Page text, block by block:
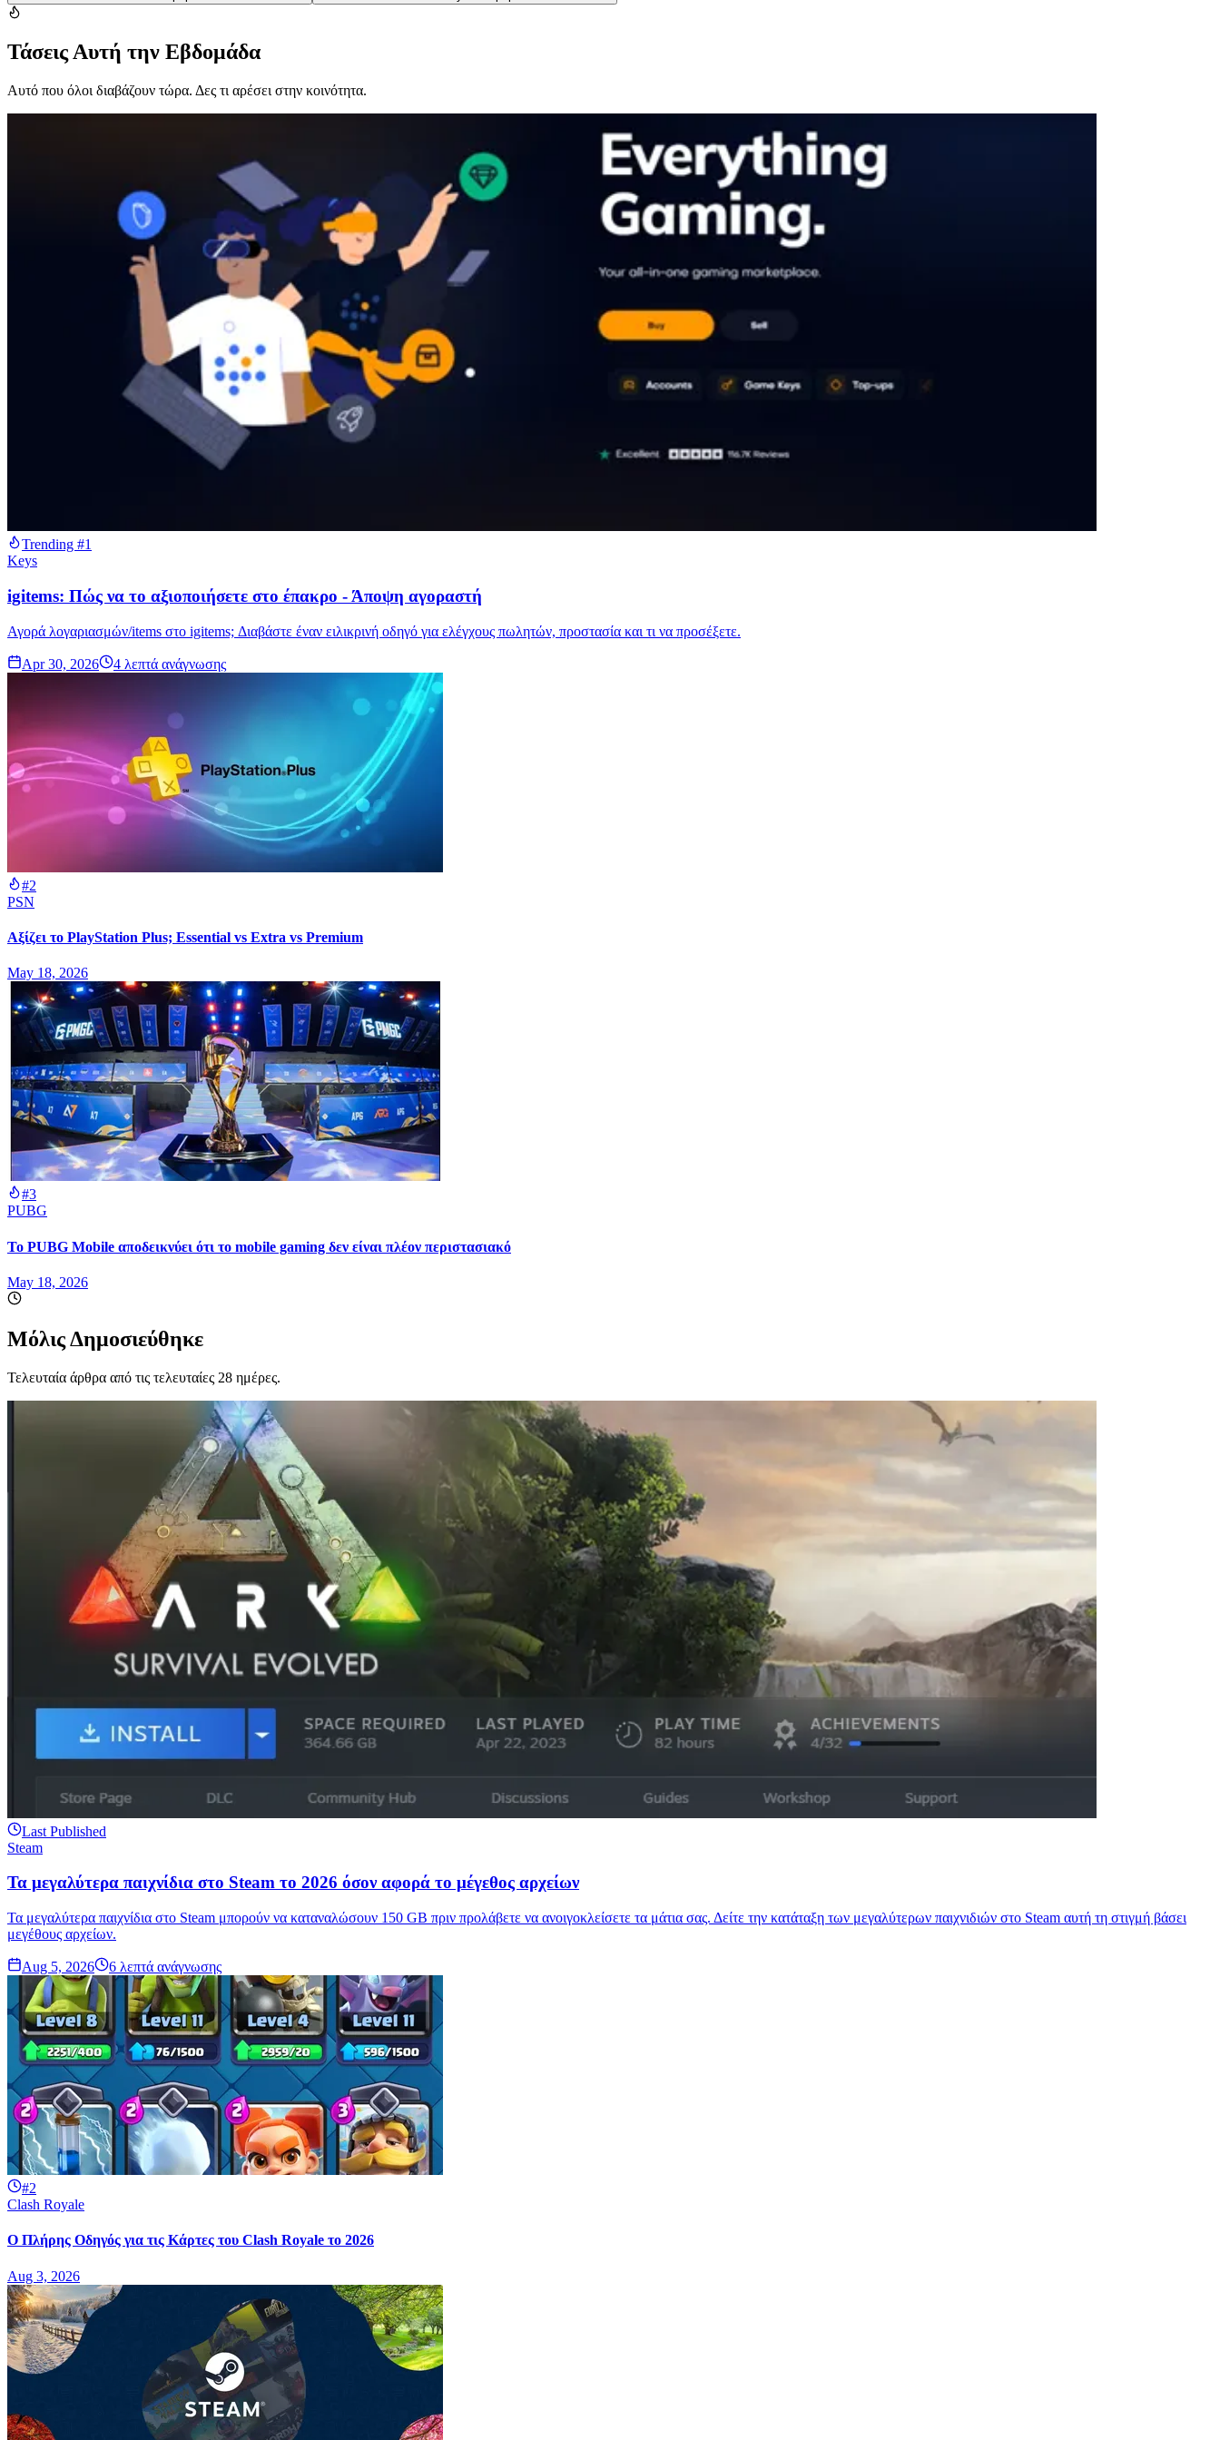
Τάσεις Αυτή την Εβδομάδα
Αυτό που όλοι διαβάζουν τώρα. Δες τι αρέσει στην κοινότητα.
Trending #1
Keys
igitems: Πώς να το αξιοποιήσετε στο έπακρο - Άποψη αγοραστή
Αγορά λογαριασμών/items στο igitems; Διαβάστε έναν ειλικρινή οδηγό για ελέγχους πωλητών, προστασία και τι να προσέξετε.
Apr 30, 2026 4 λεπτά ανάγνωσης
#2
PSN
Αξίζει το PlayStation Plus; Essential vs Extra vs Premium
May 18, 2026
#3
PUBG
Το PUBG Mobile αποδεικνύει ότι το mobile gaming δεν είναι πλέον περιστασιακό
May 18, 2026
Μόλις Δημοσιεύθηκε
Τελευταία άρθρα από τις τελευταίες 28 ημέρες.
Last Published
Steam
Τα μεγαλύτερα παιχνίδια στο Steam το 2026 όσον αφορά το μέγεθος αρχείων
Τα μεγαλύτερα παιχνίδια στο Steam μπορούν να καταναλώσουν 150 GB πριν προλάβετε να ανοιγοκλείσετε τα μάτια σας. Δείτε την κατάταξη των μεγαλύτερων παιχνιδιών στο Steam αυτή τη στιγμή βάσει
μεγέθους αρχείων.
Aug 5, 2026 6 λεπτά ανάγνωσης
#2
Clash Royale
Ο Πλήρης Οδηγός για τις Κάρτες του Clash Royale το 2026
Aug 3, 2026